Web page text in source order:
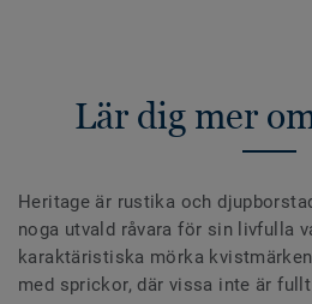
Lär dig mer
Heritage är rustika och
noga utvald råvara för sin livfulla
karaktäristiska mörka
med sprickor, där vissa inte är